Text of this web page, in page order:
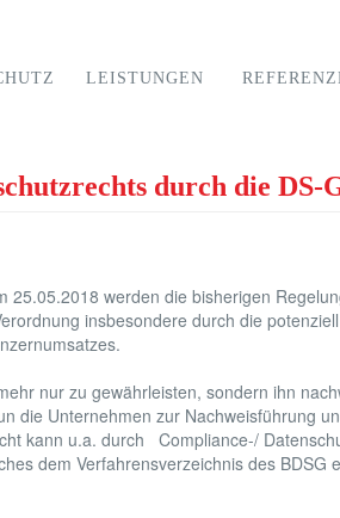
LEISTUNGEN
durch die DS-
25.05.2018 werden die bisherigen
insbesondere durch die
nur zu gewährleisten, sondern ihn
die Unternehmen zur Nachweisführung
kann u.a. durch Compliance-/
dem Verfahrensverzeichnis des BDSG